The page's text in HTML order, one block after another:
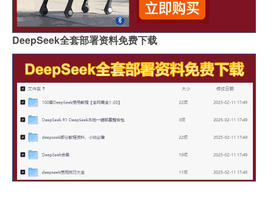
DeepSeek全套部署资料免费下载